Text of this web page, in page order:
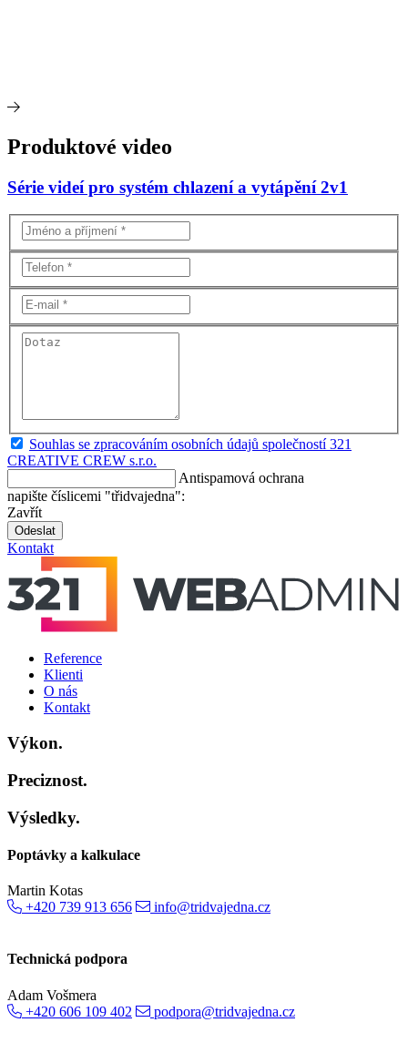
Produktové video
Série videí pro systém chlazení a vytápění 2v1
Souhlas se zpracováním osobních údajů společností 321
CREATIVE CREW s.r.o.
Antispamová ochrana
napište číslicemi "třidvajedna":
Zavřít
Odeslat
Kontakt
Reference
Klienti
O nás
Kontakt
Výkon.
Preciznost.
Výsledky.
Poptávky a kalkulace
Martin Kotas
+420 739 913 656
info@tridvajedna.cz
Technická podpora
Adam Vošmera
+420 606 109 402
podpora@tridvajedna.cz